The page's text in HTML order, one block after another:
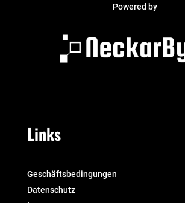
Powered by
Links
Geschäftsbedingungen
Datenschutz